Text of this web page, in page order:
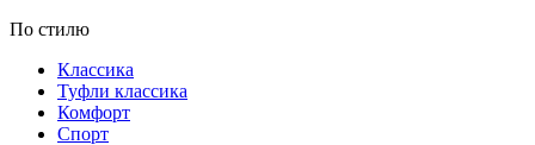
По стилю
Классика
Туфли классика
Комфорт
Спорт